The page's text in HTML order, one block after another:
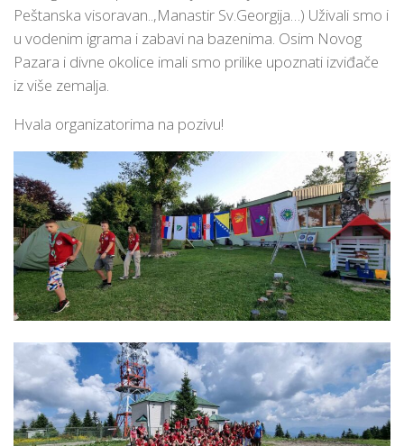
Peštanska visoravan..,Manastir Sv.Georgija…) Uživali smo i
u vodenim igrama i zabavi na bazenima. Osim Novog
Pazara i divne okolice imali smo prilike upoznati izviđače
iz više zemalja.
Hvala organizatorima na pozivu!